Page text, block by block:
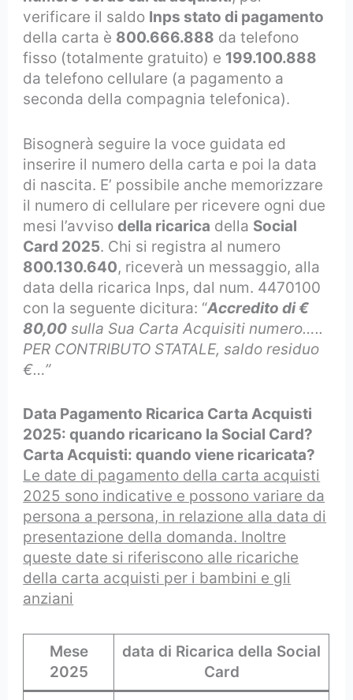
verificare il saldo Inps stato di pagamento
della carta è 800.666.888 da telefono
fisso (totalmente gratuito) e 199.100.888
da telefono cellulare (a pagamento a
seconda della compagnia telefonica).
Bisognerà seguire la voce guidata ed
inserire il numero della carta e poi la data
di nascita. E’ possibile anche memorizzare
il numero di cellulare per ricevere ogni due
mesi l’avvisodella ricarica della Social
Card 2025. Chi si registra al numero
800.130.640, riceverà un messaggio, alla
data della ricarica Inps, dal num. 4470100
con la seguente dicitura: “Accredito di €
80,00 sulla Sua Carta Acquisiti numero…..
PER CONTRIBUTO STATALE, saldo residuo
€…”
Data Pagamento Ricarica Carta Acquisti
2025: quando ricaricano la Social Card?
Carta Acquisti: quando viene ricaricata?
Le date di pagamento della carta acquisti
2025 sono indicative e possono variare da
persona a persona, in relazione alla data di
presentazione della domanda. Inoltre
queste date si riferiscono alle ricariche
della carta acquisti per i bambini e gli
anziani
Mese
2025
data di Ricarica della Social
Card